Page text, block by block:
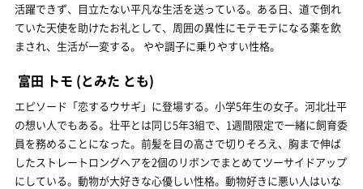
活躍できず、目立たない平凡な生活を送っている。ある日、道で倒れ
ていた天使を助けたお礼として、周囲の異性にモテモテになる薬を飲
まされ、生活が一変する。 やや調子に乗りやすい性格。
富田 トモ (とみた とも)
エピソード「恋するウサギ」に登場する。小学5年生の女子。河北壮平
の想い人でもある。壮平とは同じ5年3組で、1週間限定で一緒に飼育委
員を務めることになった。前髪を目の高さで切りそろえ、胸まで伸ば
したストレートロングヘアを2個のリボンでまとめてツーサイドアップ
にしている。動物が大好きな心優しい性格。動物好きに悪い人はいな